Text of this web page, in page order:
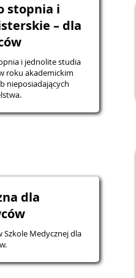
stopnia i
– dla
i jednolite studia
roku akademickim
nieposiadających
dla
Medycznej dla